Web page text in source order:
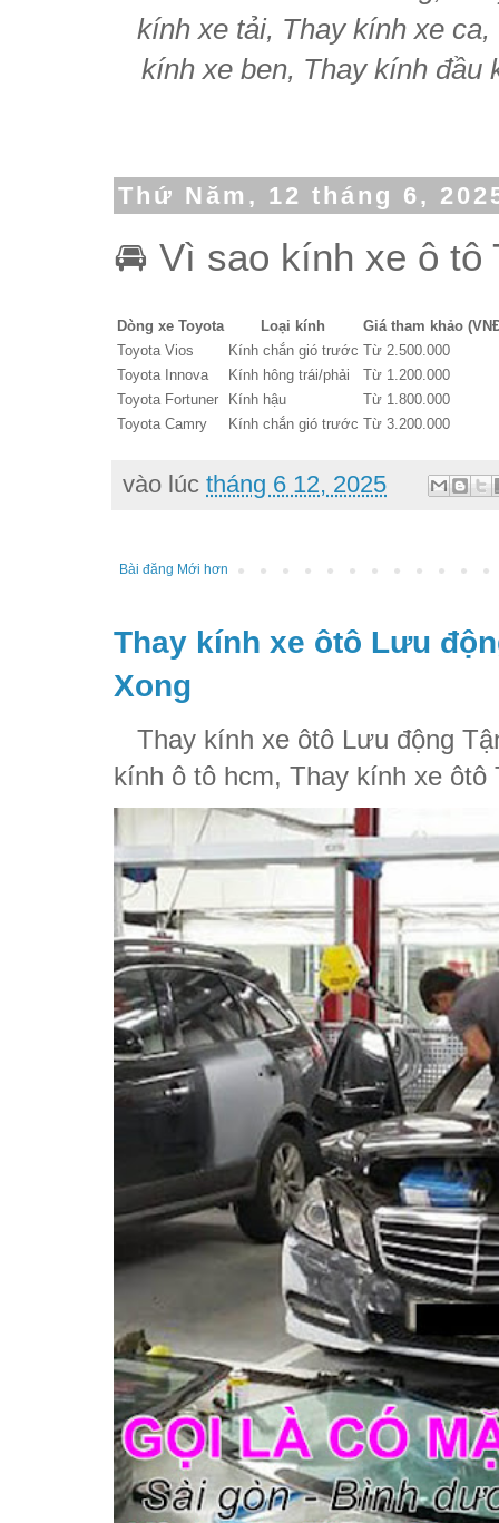
kính xe tải, Thay kính xe
kính xe ben, Thay kính đầu
Thứ Năm, 12 tháng 6,
🚘 Vì sao kính xe ô
Dòng xe Toyota Loại kính
Giá tham khảo
Toyota Vios
Kính chắn gió trước Từ 2.500.000
Toyota Innova
Kính hông trái/phải
Từ 1.200.000
Toyota Fortuner
Kính hậu
Từ 1.800.000
Toyota Camry
Kính chắn gió trước Từ 3.200.000
vào lúc tháng 6 12, 2025
Bài đăng Mới hơn
Thay kính xe ôtô Lưu
Xong
Thay kính xe ôtô Lưu động
kính ô tô hcm, Thay kính xe